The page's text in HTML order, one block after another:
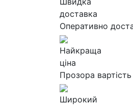
доставка
Оперативно
Найкраща
ціна
Прозора
Широкий